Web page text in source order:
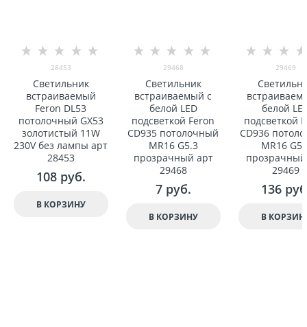
28453
Светильник
встраиваемый
Feron DL53
потолочный GX53
золотистый 11W
230V без лампы арт
28453
108 руб.
В КОРЗИНУ
29468
Светильник
встраиваемый с
белой LED
подсветкой Feron
CD935 потолочный
MR16 G5.3
прозрачный арт
29468
7 руб.
В КОРЗИНУ
29469
белой
подсветкой
CD936
MR16
29469
136
В